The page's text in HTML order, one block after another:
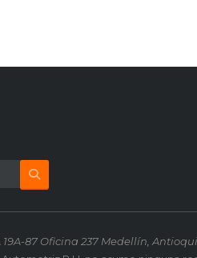
19A-87 Oficina 237 Medellín,